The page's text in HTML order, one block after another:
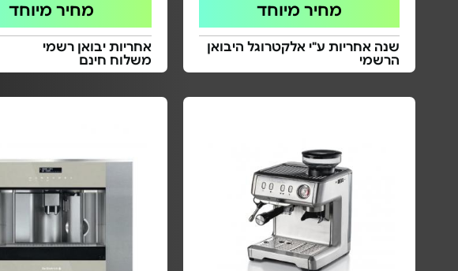
מחיר מיוחד
שנה אחריות ע"י אלקטרוגל היבואן
הרשמי
מחיר מיוחד
אחריות יבואן רשמי
משלוח חינם